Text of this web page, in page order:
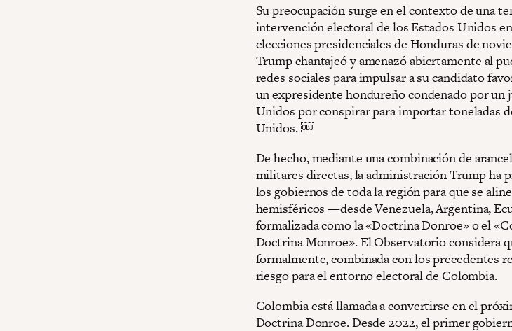
Su preocupación surge en el contexto de una
intervención electoral de los Estados Unidos
elecciones presidenciales de Honduras de
Trump chantajeó y amenazó abiertamente al
redes sociales para impulsar a su candidato
un expresidente hondureño condenado por un
Unidos por conspirar para importar toneladas
Unidos. ￼
De hecho, mediante una combinación de
militares directas, la administración Trump ha
los gobiernos de toda la región para que se
hemisféricos —desde Venezuela, Argentina,
formalizada como la «Doctrina Donroe» o el
Doctrina Monroe». El Observatorio considera
formalmente, combinada con los precedentes
riesgo para el entorno electoral de Colombia.
Colombia está llamada a convertirse en el
Doctrina Donroe. Desde 2022, el primer